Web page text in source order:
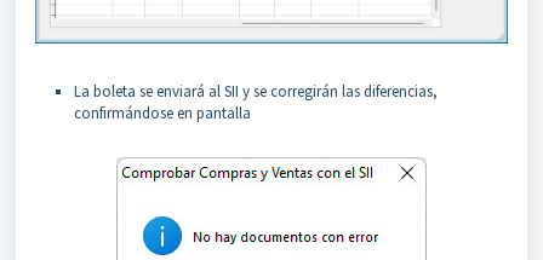
La boleta se enviará al SII y se corregirán las diferencias,
confirmándose en pantalla